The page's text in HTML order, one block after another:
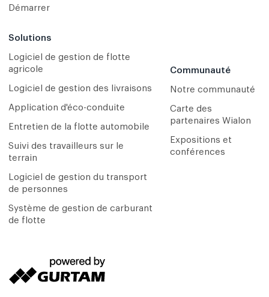
Démarrer
Solutions
Logiciel de gestion de flotte
agricole
Logiciel de gestion des livraisons
Application d'éco-conduite
Entretien de la flotte automobile
Suivi des travailleurs sur le
terrain
Logiciel de gestion du transport
de personnes
Système de gestion de carburant
de flotte
Communauté
Notre communauté
Carte des
partenaires Wialon
Expositions et
conférences